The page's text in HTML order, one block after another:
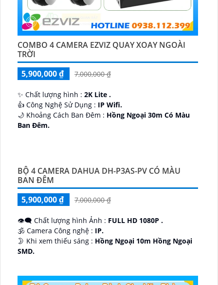
COMBO 4 CAMERA EZVIZ QUAY XOAY NGOÀI
TRỜI
5,900,000 ₫
7,000,000 ₫
✨ Chất lượng hình : 2K Lite .
👍 Công Nghệ Sử Dụng : IP Wifi.
🌙 Khoảng Cách Ban Đêm : Hồng Ngoại 30m Có Màu
Ban Ðêm.
BỘ 4 CAMERA DAHUA DH-P3AS-PV CÓ MÀU
BAN ĐÊM
5,900,000 ₫
7,000,000 ₫
👁️‍🗨 Chất lượng hình Ảnh : FULL HD 1080P .
🕉️ Camera Công nghệ : IP.
🌛 Khi xem thiếu sáng : Hồng Ngoại 10m Hồng Ngoại
SMD.